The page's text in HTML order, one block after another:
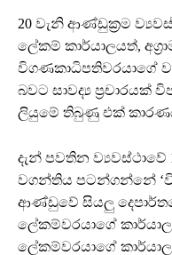
20 වැනි ආණ්ඩුක්‍රම
ලේකම් කාර්යාලයත්,
විගණකාධිපතිවරයාගේ
බවට සාවද්‍ය
ලියුමේ තිබුණු එක්
දැන් පවතින ව්‍යවස්ථාවේ
වගන්තිය පටන්ගන්නේ
ආණ්ඩුවේ සියලු
ලේකම්වරයාගේ
ලේකම්වරයාගේ